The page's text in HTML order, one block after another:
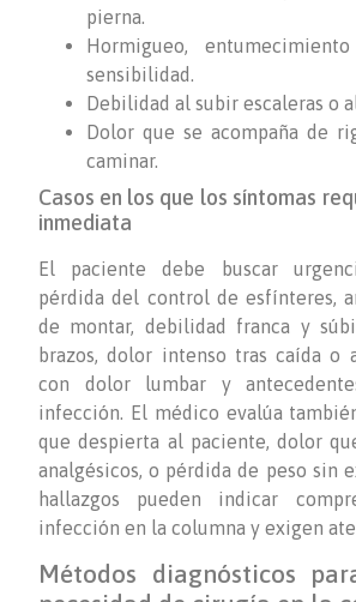
pierna.
Hormigueo,
sensibilidad.
Debilidad al subir escaleras o
Dolor que se acompaña de
caminar.
Casos en los que los síntomas
inmediata
El paciente debe buscar
pérdida del control de esfínteres,
de montar, debilidad franca y
brazos, dolor intenso tras caída o
con dolor lumbar y
infección. El médico evalúa
que despierta al paciente, dolor
analgésicos, o pérdida de peso sin
hallazgos pueden indicar
infección en la columna y exigen
Métodos diagnósticos